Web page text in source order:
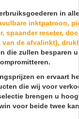
in
inktpatroon,
spaander reseter,
de afvalinkt),
die zullen besparen
en ervaart
die wij voor
brengen u
voor beide twee